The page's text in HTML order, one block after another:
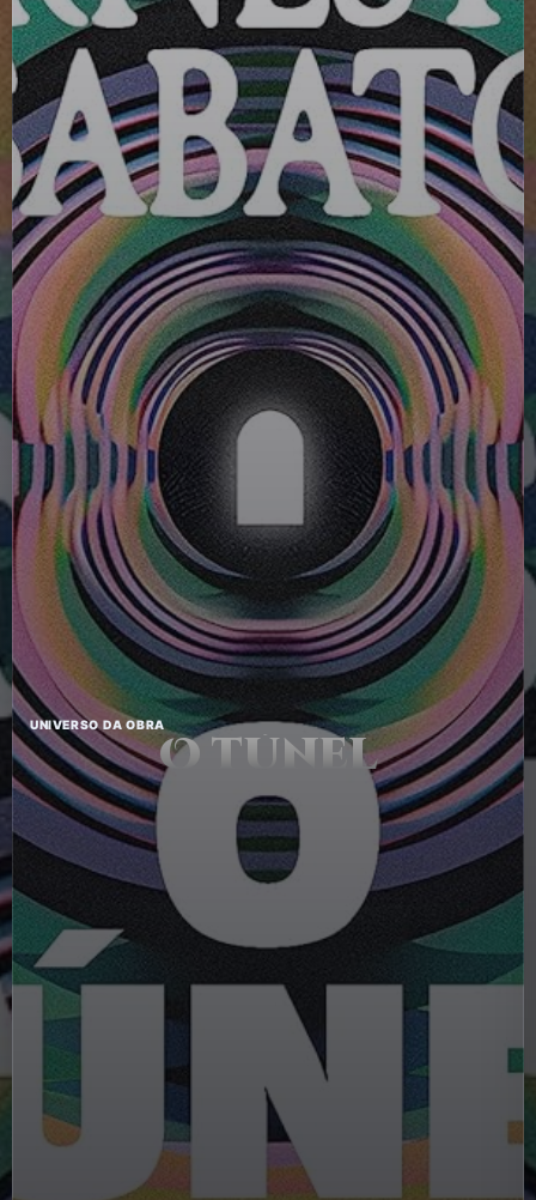
UNIVERSO DA OBRA
O túnel